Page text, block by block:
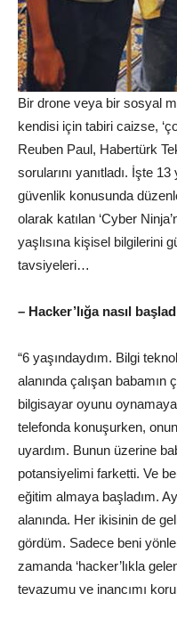
Bir drone veya bir sosyal
kendisi için tabiri caizse,
Reuben Paul, Habertürk
sorularını yanıtladı. İşte
güvenlik konusunda
olarak katılan ‘Cyber
yaşlısına kişisel bilgilerini
tavsiyeleri…
– Hacker’lığa nasıl
“6 yaşındaydım. Bilgi
alanında çalışan babamın
bilgisayar oyunu
telefonda konuşurken,
uyardım. Bunun üzerine
potansiyelimi farketti. Ve
eğitim almaya başladım.
alanında. Her ikisinin de
gördüm. Sadece beni
zamanda ‘hacker’lıkla
tevazumu ve inancımı